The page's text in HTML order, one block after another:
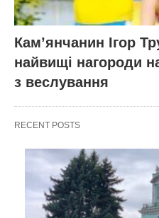
Кам’янчанин Ігор
найвищі нагороди
з веслування
RECENT POSTS